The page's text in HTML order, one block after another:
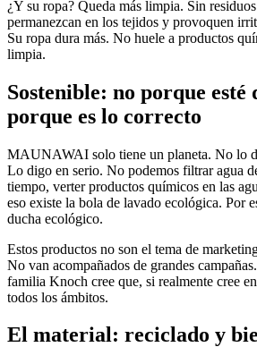
¿Y su ropa? Queda más limpia. Sin
permanezcan en los tejidos y provoquen
Su ropa dura más. No huele a productos
limpia.
Sostenible: no porque esté
porque es lo correcto
MAUNAWAI solo tiene un planeta. No lo
Lo digo en serio. No podemos filtrar agua
tiempo, verter productos químicos en las
eso existe la bola de lavado ecológica. Por
ducha ecológico.
Estos productos no son el tema de
No van acompañados de grandes
familia Knoch cree que, si realmente cree
todos los ámbitos.
El material: reciclado y